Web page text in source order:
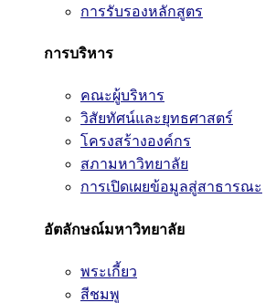
การรับรองหลักสูตร
การบริหาร
คณะผู้บริหาร
วิสัยทัศน์และยุทธศาสตร์
โครงสร้างองค์กร
สภามหาวิทยาลัย
การเปิดเผยข้อมูลสู่สาธารณะ
อัตลักษณ์มหาวิทยาลัย
พระเกี้ยว
สีชมพู